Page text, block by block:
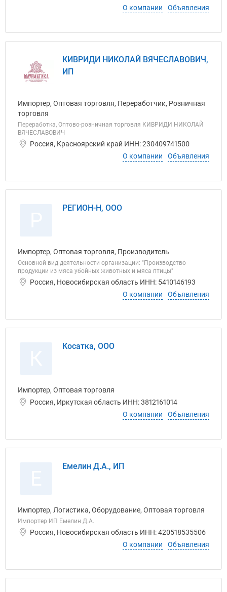
О компании
Объявления
КИВРИДИ НИКОЛАЙ ВЯЧЕСЛАВОВИЧ,
ИП
Импортер, Оптовая торговля, Переработчик, Розничная
торговля
Переработка, Оптово-розничная торговля КИВРИДИ НИКОЛАЙ
ВЯЧЕСЛАВОВИЧ
Россия, Красноярский край ИНН: 230409741500
О компании
Объявления
РЕГИОН-Н, ООО
Импортер, Оптовая торговля, Производитель
Основной вид деятельности организации: "Производство
продукции из мяса убойных животных и мяса птицы"
Россия, Новосибирская область ИНН: 5410146193
О компании
Объявления
Косатка, ООО
Импортер, Оптовая торговля
Россия, Иркутская область ИНН: 3812161014
О компании
Объявления
Емелин Д.А., ИП
Импортер, Логистика, Оборудование, Оптовая торговля
Импортер ИП Емелин Д.А.
Россия, Новосибирская область ИНН: 420518535506
О компании
Объявления